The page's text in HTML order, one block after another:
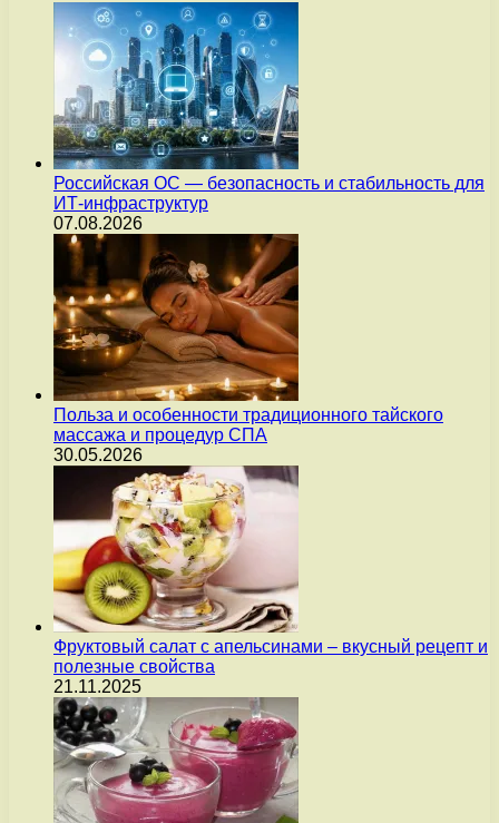
Российская ОС — безопасность и стабильность для
ИТ-инфраструктур
07.08.2026
Польза и особенности традиционного тайского
массажа и процедур СПА
30.05.2026
Фруктовый салат с апельсинами – вкусный рецепт и
полезные свойства
21.11.2025